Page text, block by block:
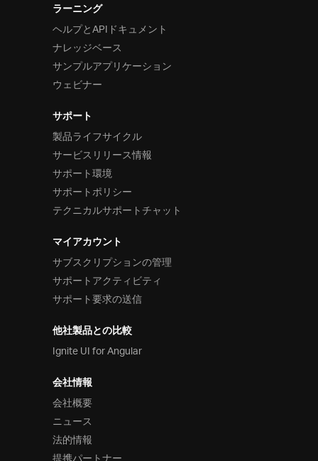
ラーニング
ヘルプとAPIドキュメント
ナレッジベース
サンプルアプリケーション
ウェビナー
サポート
製品ライフサイクル
サービスリリース情報
サポート環境
サポートポリシー
テクニカルサポートチャット
マイアカウント
サブスクリプションの管理
サポートアクティビティ
サポート要求の送信
他社製品との比較
Ignite UI for Angular
会社情報
会社概要
ニュース
法的情報